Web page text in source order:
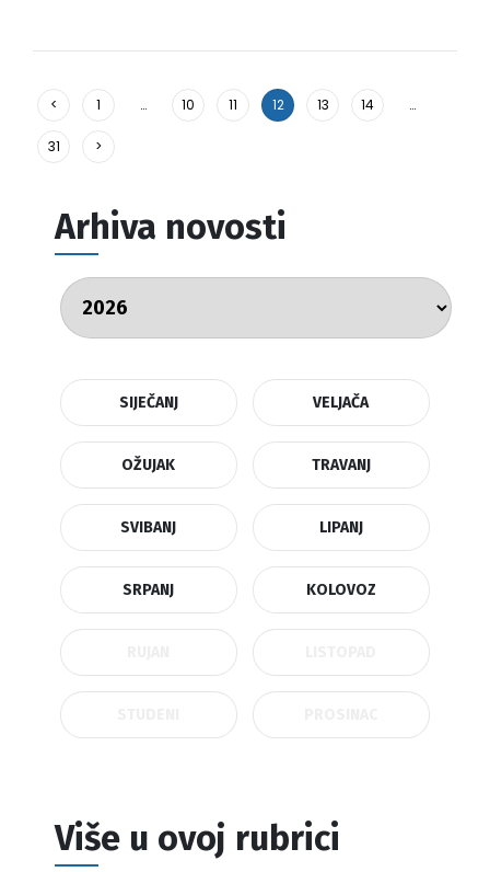
< 1 … 10 11 12 13 14 …
31 >
Arhiva novosti
SIJEČANJ VELJAČA
OŽUJAK TRAVANJ
SVIBANJ LIPANJ
SRPANJ KOLOVOZ
Više u ovoj rubrici